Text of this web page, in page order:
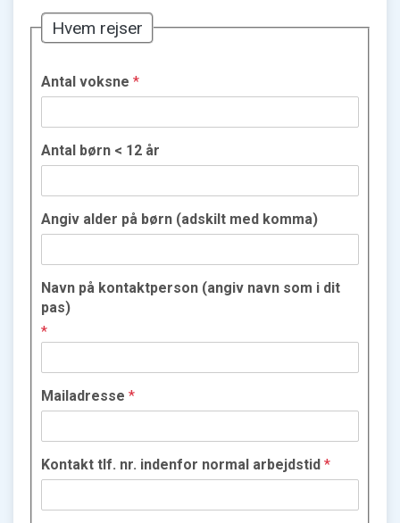
Hvem rejser
Antal voksne *
Antal børn < 12 år
Angiv alder på børn (adskilt med komma)
Navn på kontaktperson (angiv navn som i dit
pas)
*
Mailadresse *
Kontakt tlf. nr. indenfor normal arbejdstid *